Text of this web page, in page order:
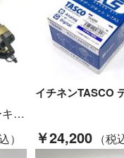
HiKOKI ハイコーキ ねじ打ち機 WF4H3 Bランク
￥24,200